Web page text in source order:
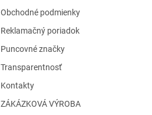
Obchodné podmienky
Reklamačný poriadok
Puncovné značky
Transparentnosť
Kontakty
ZÁKÁZKOVÁ VÝROBA